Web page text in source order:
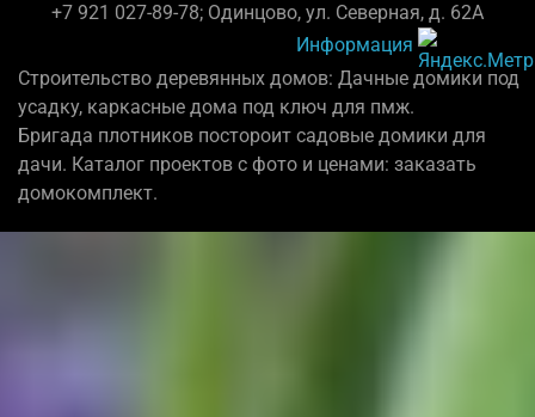
+7 921 027-89-78; Одинцово, ул. Северная, д. 62А
Информация
Строительство деревянных домов: Дачные домики под
усадку, каркасные дома под ключ для пмж.
Бригада плотников постороит садовые домики для
дачи. Каталог проектов с фото и ценами: заказать
домокомплект.